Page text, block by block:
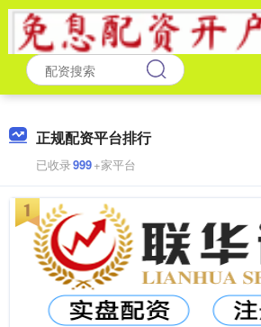
正规配资平台排行
已收录999+家平台